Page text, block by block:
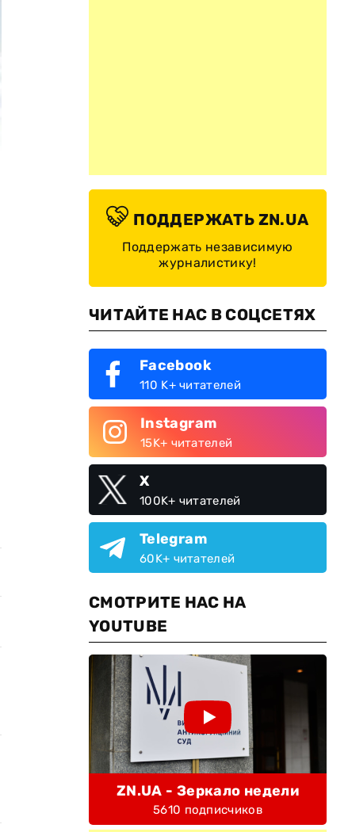
ПОДДЕРЖАТЬ ZN.UA
Поддержать независимую
журналистику!
ЧИТАЙТЕ НАС В СОЦСЕТЯХ
Facebook
110 K+ читателей
Instagram
15K+ читателей
X
100K+ читателей
Telegram
60K+ читателей
СМОТРИТЕ НАС НА
YOUTUBE
ZN.UA - Зеркало недели
5610 подписчиков